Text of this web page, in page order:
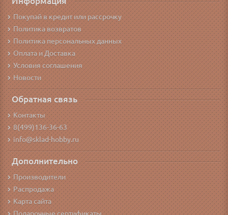
Покупай в кредит или рассрочку
Политика возвратов
Политика персональных данных
Оплата и Доставка
Условия соглашения
Новости
Обратная связь
Контакты
8(499)136-36-63
info@sklad-hobby.ru
Дополнительно
Производители
Распродажа
Карта сайта